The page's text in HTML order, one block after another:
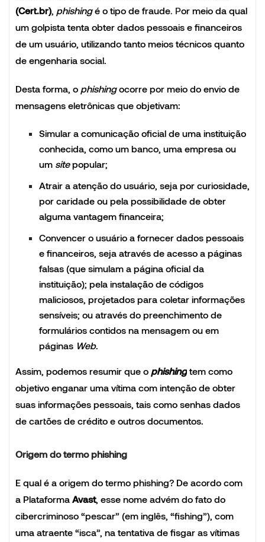
(Cert.br), phishingé o tipo de fraude. Por meio da qual
um golpista tenta obter dados pessoais e financeiros
de um usuário, utilizando tanto meios técnicos quanto
de engenharia social.
Desta forma, o phishingocorre por meio do envio de
mensagens eletrônicas que objetivam:
Simular a comunicação oficial de uma instituição
conhecida, como um banco, uma empresa ou
um sitepopular;
Atrair a atenção do usuário, seja por curiosidade,
por caridade ou pela possibilidade de obter
alguma vantagem financeira;
Convencer o usuário a fornecer dados pessoais
e financeiros, seja através de acesso a páginas
falsas (que simulam a página oficial da
instituição); pela instalação de códigos
maliciosos, projetados para coletar informações
sensíveis; ou através do preenchimento de
formulários contidos na mensagem ou em
páginas Web.
Assim, podemos resumir que o phishing tem como
objetivo enganar uma vítima com intenção de obter
suas informações pessoais, tais como senhas dados
de cartões de crédito e outros documentos.
Origem do termo phishing
E qual é a origem do termo phishing? De acordo com
a Plataforma Avast, esse nome advém do fato do
cibercriminoso “pescar” (em inglês, “fishing”), com
uma atraente “isca”, na tentativa de fisgar as vítimas